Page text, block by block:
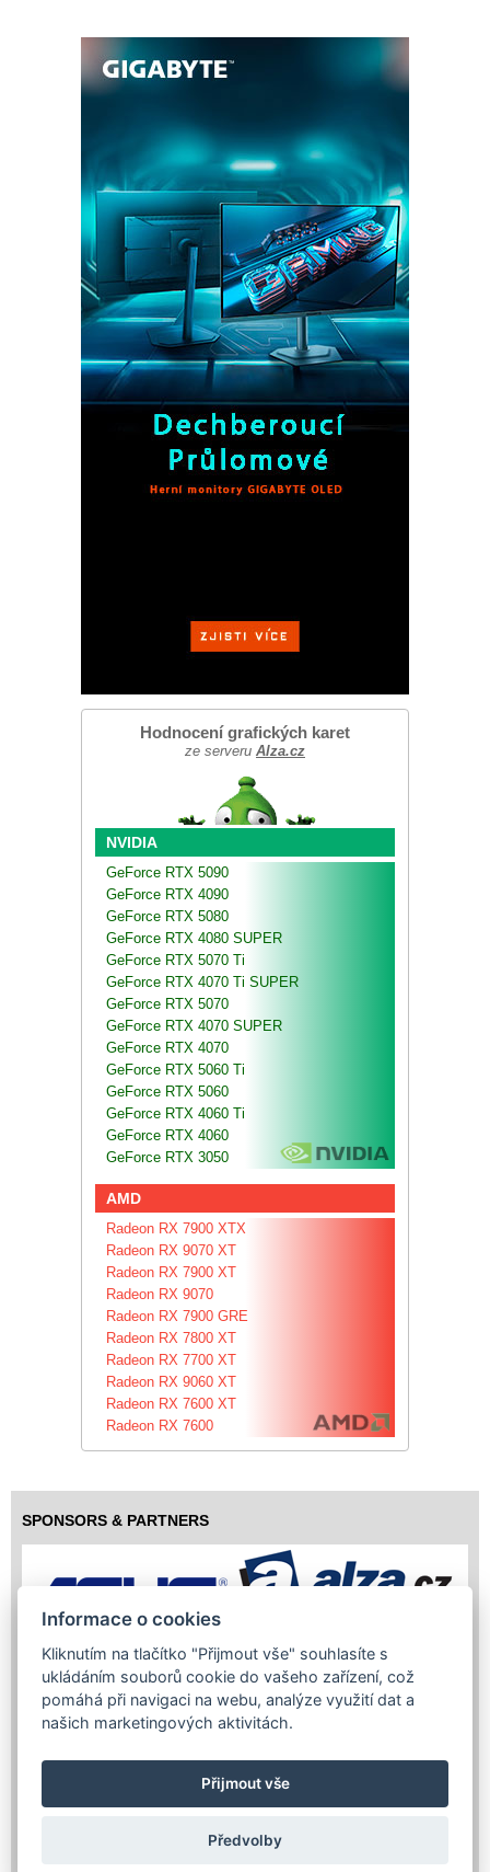
Hodnocení grafických karet
ze serveru Alza.cz
NVIDIA
GeForce RTX 5090
GeForce RTX 4090
GeForce RTX 5080
GeForce RTX 4080 SUPER
GeForce RTX 5070 Ti
GeForce RTX 4070 Ti SUPER
GeForce RTX 5070
GeForce RTX 4070 SUPER
GeForce RTX 4070
GeForce RTX 5060 Ti
GeForce RTX 5060
GeForce RTX 4060 Ti
GeForce RTX 4060
GeForce RTX 3050
AMD
Radeon RX 7900 XTX
Radeon RX 9070 XT
Radeon RX 7900 XT
Radeon RX 9070
Radeon RX 7900 GRE
Radeon RX 7800 XT
Radeon RX 7700 XT
Radeon RX 9060 XT
Radeon RX 7600 XT
Radeon RX 7600
SPONSORS & PARTNERS
Copyright (c) 2026 InfoTrade Powered by ASP.NET & MS SQL
Informace o cookies
Kliknutím na tlačítko "Přijmout vše" souhlasíte s
ukládáním souborů cookie do vašeho zařízení, což
pomáhá při navigaci na webu, analýze využití dat a
našich marketingových aktivitách.
Přijmout vše
Předvolby